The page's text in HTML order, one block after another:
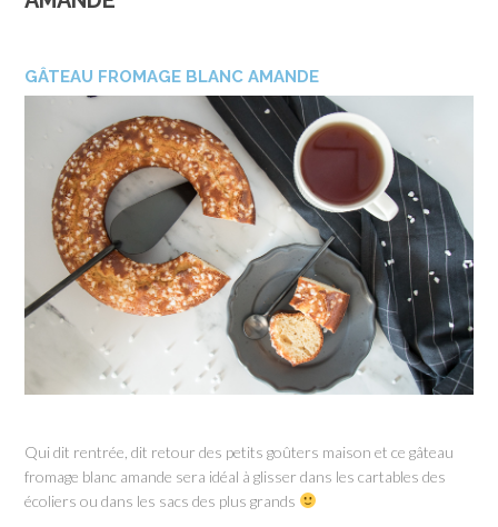
GÂTEAU FROMAGE BLANC AMANDE
Qui dit rentrée, dit retour des petits goûters maison et ce gâteau
fromage blanc amande sera idéal à glisser dans les cartables des
écoliers ou dans les sacs des plus grands